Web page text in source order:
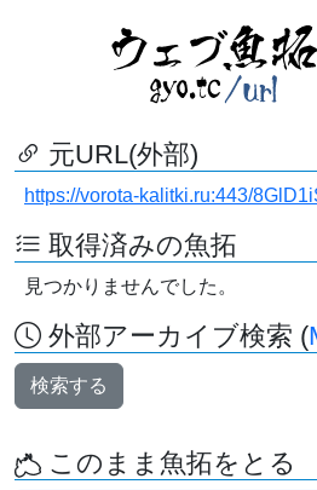
元URL(外部)
https://vorota-kalitki.ru:443/
取得済みの魚拓
見つかりませんでした。
外部アーカイブ検索 (
検索する
このまま魚拓をとる